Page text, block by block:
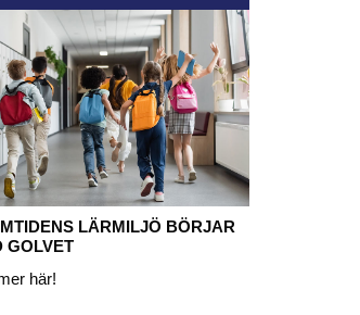
LÄRMILJÖ BÖRJAR
GOLVET
här!